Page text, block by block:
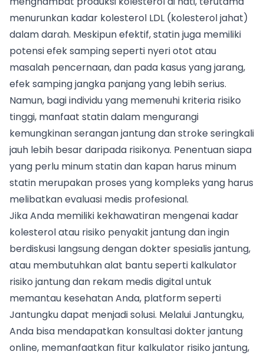
menurunkan kadar kolesterol LDL (kolesterol jahat)
dalam darah. Meskipun efektif, statin juga memiliki
potensi efek samping seperti nyeri otot atau
masalah pencernaan, dan pada kasus yang jarang,
efek samping jangka panjang yang lebih serius.
Namun, bagi individu yang memenuhi kriteria risiko
tinggi, manfaat statin dalam mengurangi
kemungkinan serangan jantung dan stroke seringkali
jauh lebih besar daripada risikonya. Penentuan siapa
yang perlu minum statin dan kapan harus minum
statin merupakan proses yang kompleks yang harus
melibatkan evaluasi medis profesional.
Jika Anda memiliki kekhawatiran mengenai kadar
kolesterol atau risiko penyakit jantung dan ingin
berdiskusi langsung dengan dokter spesialis jantung,
atau membutuhkan alat bantu seperti kalkulator
risiko jantung dan rekam medis digital untuk
memantau kesehatan Anda, platform seperti
Jantungku dapat menjadi solusi. Melalui Jantungku,
Anda bisa mendapatkan konsultasi dokter jantung
online, memanfaatkan fitur kalkulator risiko jantung,